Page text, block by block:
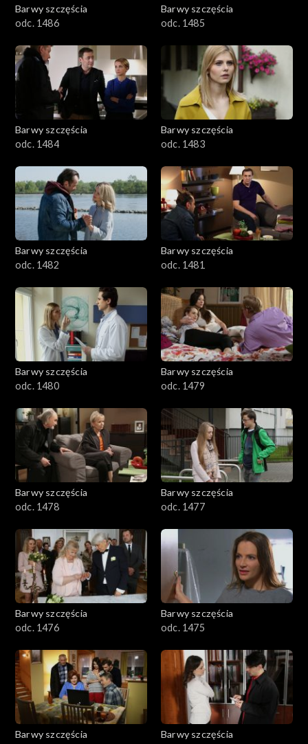
Barwy szczęścia
odc. 1486
Barwy szczęścia
odc. 1485
Barwy szczęścia
odc. 1484
Barwy szczęścia
odc. 1483
Barwy szczęścia
odc. 1482
Barwy szczęścia
odc. 1481
Barwy szczęścia
odc. 1480
Barwy szczęścia
odc. 1479
Barwy szczęścia
odc. 1478
Barwy szczęścia
odc. 1477
Barwy szczęścia
odc. 1476
Barwy szczęścia
odc. 1475
Barwy szczęścia
Barwy szczęścia